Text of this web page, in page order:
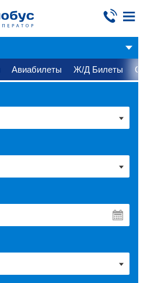
Авиабилеты Ж/Д Билеты